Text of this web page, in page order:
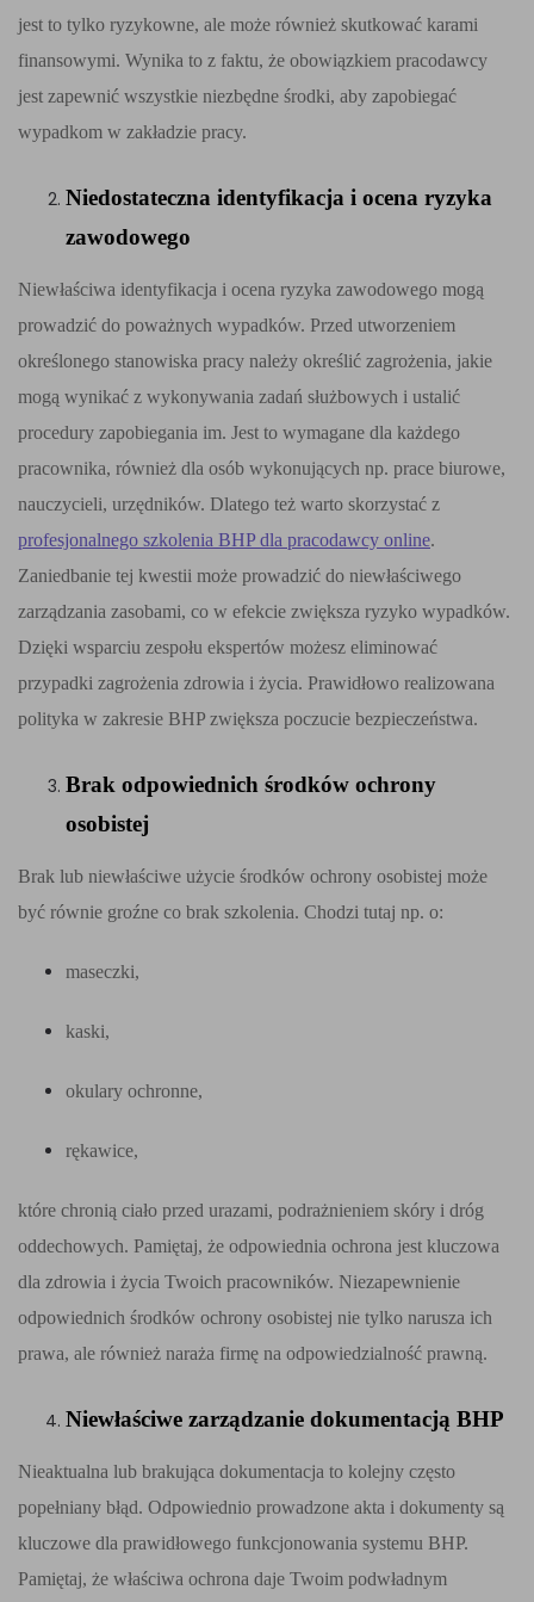
jest to tylko ryzykowne, ale może również skutkować karami
finansowymi. Wynika to z faktu, że obowiązkiem pracodawcy
jest zapewnić wszystkie niezbędne środki, aby zapobiegać
wypadkom w zakładzie pracy.
Niedostateczna identyfikacja i ocena ryzyka
zawodowego
Niewłaściwa identyfikacja i ocena ryzyka zawodowego mogą
prowadzić do poważnych wypadków. Przed utworzeniem
określonego stanowiska pracy należy określić zagrożenia, jakie
mogą wynikać z wykonywania zadań służbowych i ustalić
procedury zapobiegania im. Jest to wymagane dla każdego
pracownika, również dla osób wykonujących np. prace biurowe,
nauczycieli, urzędników. Dlatego też warto skorzystać z
profesjonalnego szkolenia BHP dla pracodawcy online.
Zaniedbanie tej kwestii może prowadzić do niewłaściwego
zarządzania zasobami, co w efekcie zwiększa ryzyko wypadków.
Dzięki wsparciu zespołu ekspertów możesz eliminować
przypadki zagrożenia zdrowia i życia. Prawidłowo realizowana
polityka w zakresie BHP zwiększa poczucie bezpieczeństwa.
Brak odpowiednich środków ochrony
osobistej
Brak lub niewłaściwe użycie środków ochrony osobistej może
być równie groźne co brak szkolenia. Chodzi tutaj np. o:
maseczki,
kaski,
okulary ochronne,
rękawice,
które chronią ciało przed urazami, podrażnieniem skóry i dróg
oddechowych. Pamiętaj, że odpowiednia ochrona jest kluczowa
dla zdrowia i życia Twoich pracowników. Niezapewnienie
odpowiednich środków ochrony osobistej nie tylko narusza ich
prawa, ale również naraża firmę na odpowiedzialność prawną.
Niewłaściwe zarządzanie dokumentacją BHP
Nieaktualna lub brakująca dokumentacja to kolejny często
popełniany błąd. Odpowiednio prowadzone akta i dokumenty są
kluczowe dla prawidłowego funkcjonowania systemu BHP.
Pamiętaj, że właściwa ochrona daje Twoim podwładnym